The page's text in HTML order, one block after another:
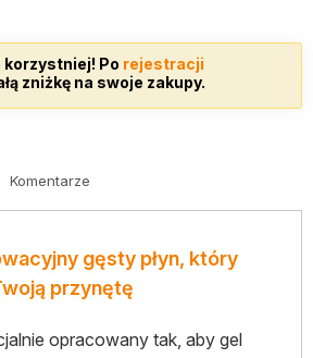
korzystniej! Po rejestracji
zniżkę na swoje zakupy.
Komentarze
gęsty płyn, który
przynętę
opracowany tak, aby gel